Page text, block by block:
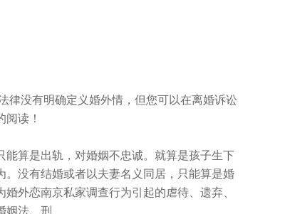
没有明确定义婚外情，但您可以在离婚诉讼
阅读！
算是出轨，对婚姻不忠诚。就算是孩子生下
没有结婚或者以夫妻名义同居，只能算是婚
外恋南京私家调查行为引起的虐待、遗弃、
姻法、刑